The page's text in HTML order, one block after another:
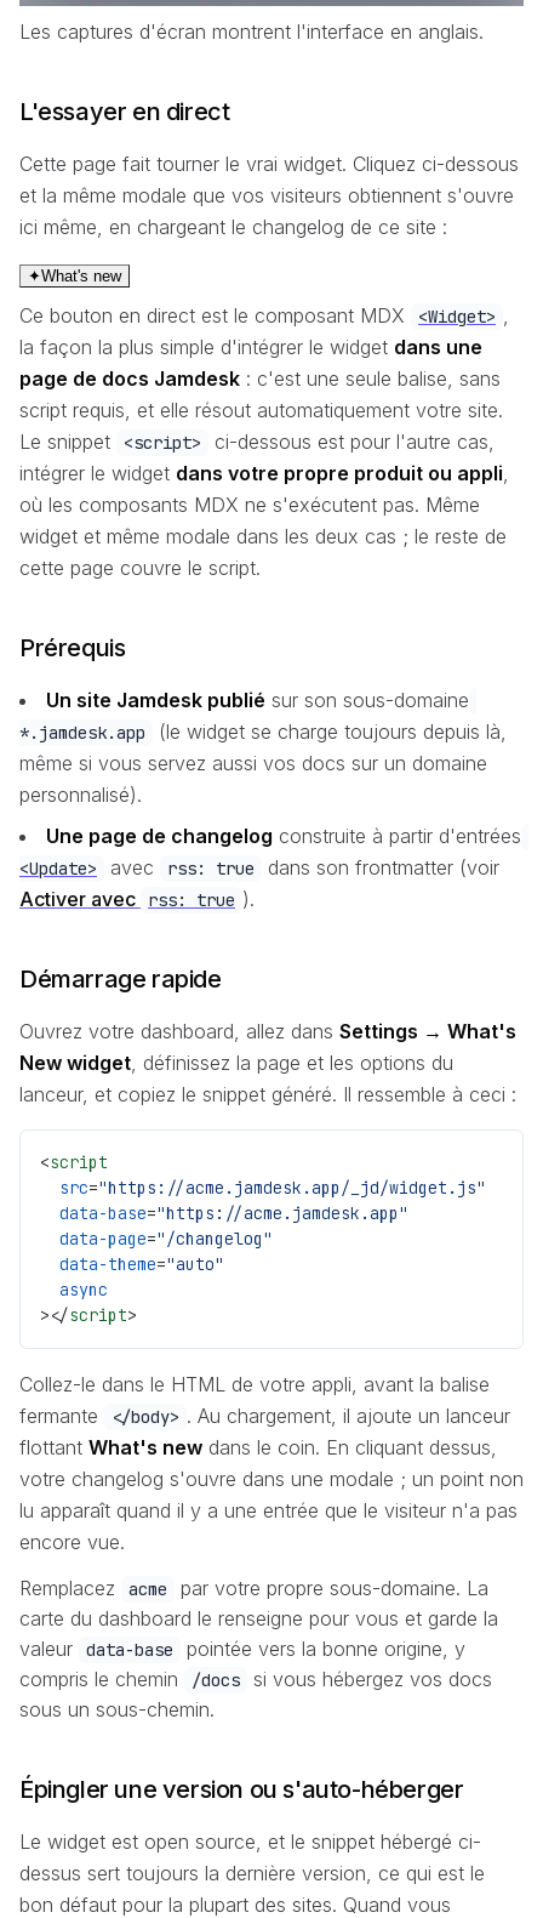
Les captures d'écran montrent l'interface en anglais.
L'essayer en direct
Cette page fait tourner le vrai widget. Cliquez ci-dessous
et la même modale que vos visiteurs obtiennent s'ouvre
ici même, en chargeant le changelog de ce site :
✦What's new
Ce bouton en direct est le composant MDX <Widget>
la façon la plus simple d'intégrer le widget dans une
page de docs Jamdesk : c'est une seule balise, sans
script requis, et elle résout automatiquement votre site.
Le snippet
<script>
ci-dessous est pour l'autre cas,
intégrer le widget dans votre propre produit ou appli
où les composants MDX ne s'exécutent pas. Même
widget et même modale dans les deux cas ; le reste de
cette page couvre le script.
Prérequis
Un site Jamdesk publié sur son sous-domaine
*.jamdesk.app
(le widget se charge toujours depuis là,
même si vous servez aussi vos docs sur un domaine
personnalisé).
Une page de changelog construite à partir d'entrées
<Update> avec rss: true
dans son frontmatter (voir
Activer avec
rss: true ).
Démarrage rapide
Ouvrez votre dashboard, allez dans Settings → What's
New widget , définissez la page et les options du
lanceur, et copiez le snippet généré. Il ressemble à ceci :
<script
  src
="https://acme.jamdesk.app/_jd/widget.js"
  data-base
="https://acme.jamdesk.app"
  data-page
="/changelog"
  data-theme
="auto"
  async
></script>
Collez-le dans le HTML de votre appli, avant la balise
fermante
</body> . Au chargement, il ajoute un lanceur
flottant What's new dans le coin. En cliquant dessus,
votre changelog s'ouvre dans une modale ; un point non
lu apparaît quand il y a une entrée que le visiteur n'a pas
encore vue.
Remplacez
acme
par votre propre sous-domaine. La
carte du dashboard le renseigne pour vous et garde la
valeur
data-base
pointée vers la bonne origine, y
compris le chemin
/docs
si vous hébergez vos docs
sous un sous-chemin.
Épingler une version ou s'auto-héberger
Le widget est open source, et le snippet hébergé ci-
dessus sert toujours la dernière version, ce qui est le
bon défaut pour la plupart des sites. Quand vous